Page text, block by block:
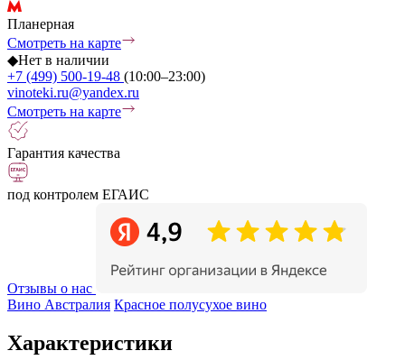
Планерная
Смотреть на карте
◆Нет в наличии
+7 (499) 500-19-48 (10:00–23:00)
vinoteki.ru@yandex.ru
Смотреть на карте
Гарантия качества
под контролем ЕГАИС
Отзывы о нас
Вино Австралия Красное полусухое вино
Характеристики